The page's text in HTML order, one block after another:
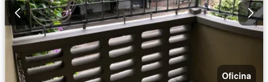
Oficina